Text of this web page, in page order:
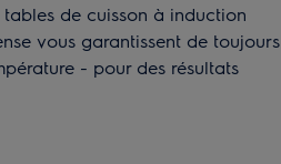
de cuisson à induction
vous garantissent de toujours
- pour des résultats